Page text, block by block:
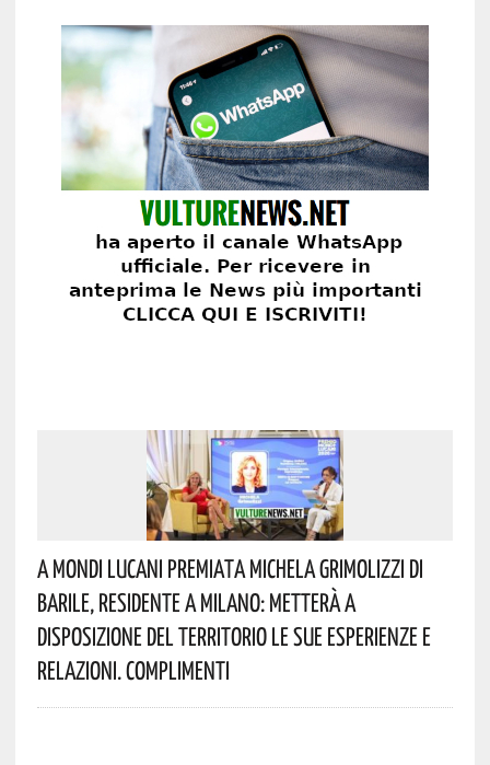
A Mondi Lucani Premiata Michela Grimolizzi Di
Barile, Residente A Milano: Metterà A
Disposizione Del Territorio Le Sue Esperienze E
Relazioni. Complimenti